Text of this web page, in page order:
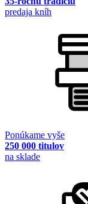
predaja kníh
Ponúkame vyše
250 000 titulov
na sklade